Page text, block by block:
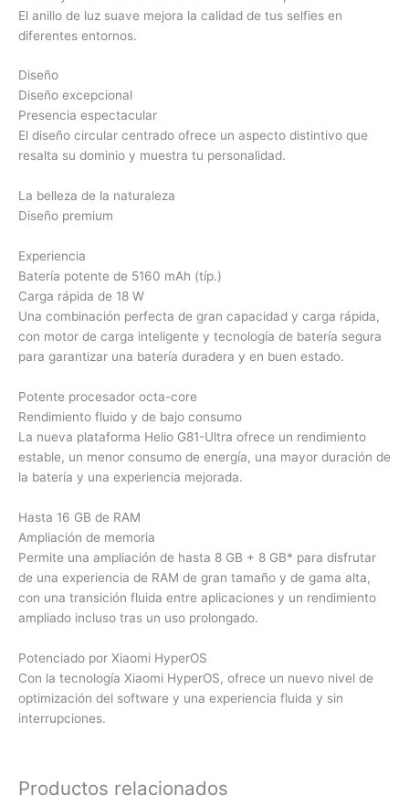
El anillo de luz suave mejora la calidad de tus selfies en
diferentes entornos.
Diseño
Diseño excepcional
Presencia espectacular
El diseño circular centrado ofrece un aspecto distintivo que
resalta su dominio y muestra tu personalidad.
La belleza de la naturaleza
Diseño premium
Experiencia
Batería potente de 5160 mAh (típ.)
Carga rápida de 18 W
Una combinación perfecta de gran capacidad y carga rápida,
con motor de carga inteligente y tecnología de batería segura
para garantizar una batería duradera y en buen estado.
Potente procesador octa-core
Rendimiento fluido y de bajo consumo
La nueva plataforma Helio G81-Ultra ofrece un rendimiento
estable, un menor consumo de energía, una mayor duración de
la batería y una experiencia mejorada.
Hasta 16 GB de RAM
Ampliación de memoria
Permite una ampliación de hasta 8 GB + 8 GB* para disfrutar
de una experiencia de RAM de gran tamaño y de gama alta,
con una transición fluida entre aplicaciones y un rendimiento
ampliado incluso tras un uso prolongado.
Potenciado por Xiaomi HyperOS
Con la tecnología Xiaomi HyperOS, ofrece un nuevo nivel de
optimización del software y una experiencia fluida y sin
interrupciones.
Productos relacionados